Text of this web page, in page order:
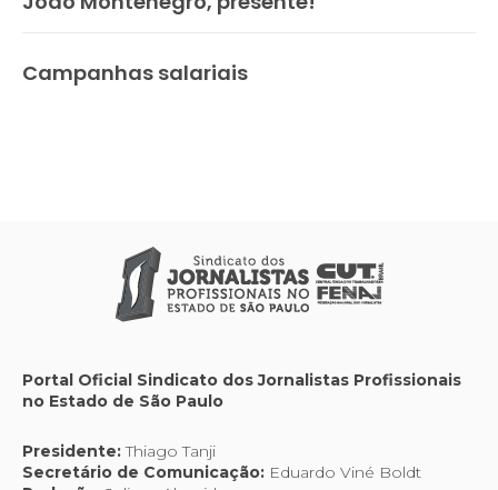
Campanhas salariais
Portal Oficial Sindicato dos Jornalistas Profissionais
no Estado de São Paulo
Presidente:Thiago Tanji
Secretário de Comunicação: Eduardo Viné Boldt